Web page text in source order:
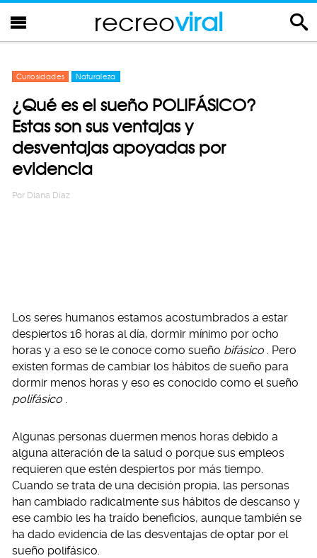
recreoviral
Curiosidades Naturaleza
¿Qué es el sueño POLIFÁSICO?
Estas son sus ventajas y
desventajas apoyadas por
evidencia
Por Diana Diaz
Los seres humanos estamos acostumbrados a estar
despiertos 16 horas al día, dormir mínimo por ocho
horas y a eso se le conoce como sueño bifásico . Pero
existen formas de cambiar los hábitos de sueño para
dormir menos horas y eso es conocido como el sueño
polifásico .
Algunas personas duermen menos horas debido a
alguna alteración de la salud o porque sus empleos
requieren que estén despiertos por más tiempo.
Cuando se trata de una decisión propia, las personas
han cambiado radicalmente sus hábitos de descanso y
ese cambio les ha traído beneficios, aunque también se
ha dado evidencia de las desventajas de optar por el
sueño polifásico.